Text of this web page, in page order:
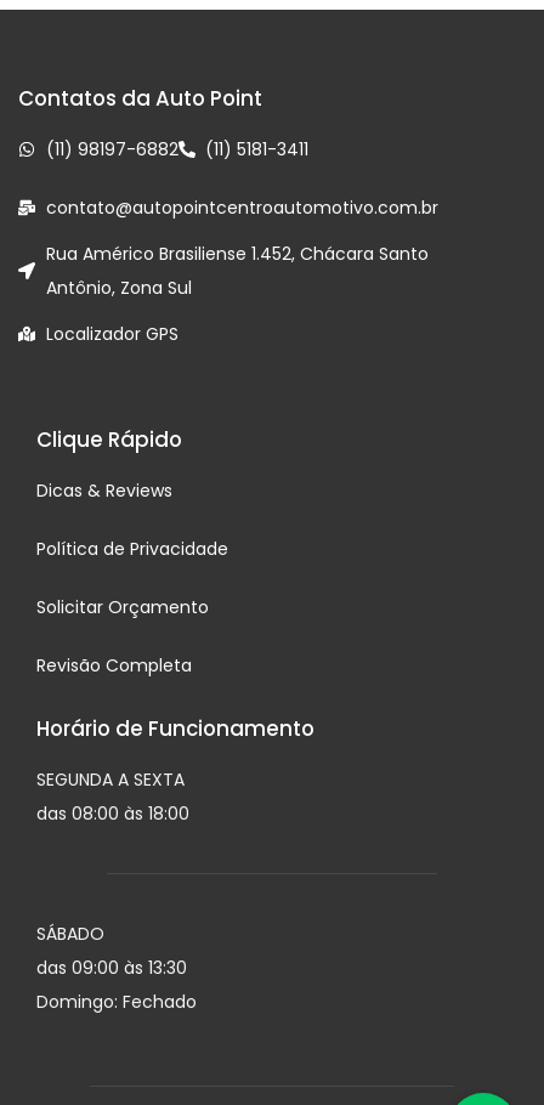
Contatos da Auto Point
(11) 98197-6882 (11) 5181-3411
contato@autopointcentroautomotivo.com.br
Rua Américo Brasiliense 1.452, Chácara Santo
Antônio, Zona Sul
Localizador GPS
Clique Rápido
Dicas & Reviews
Política de Privacidade
Solicitar Orçamento
Revisão Completa
Horário de Funcionamento
SEGUNDA A SEXTA
das 08:00 às 18:00
SÁBADO
das 09:00 às 13:30
Domingo: Fechado